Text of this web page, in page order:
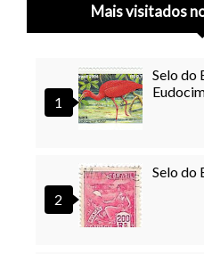
Mais visitados
Selo do
Selo do